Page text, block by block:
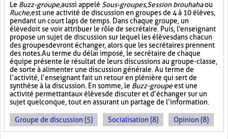
Le Buzz-groupe,aussi appelé Sous-groupes,Session brouhahaou
Ruche,est une activité de discussion en groupes de 4 à 10 élèves,
pendant un court laps de temps. Dans chaque groupe, un
élève doit se voir attribuer le rôle de secrétaire. Puis, l'enseignant
propose un sujet de discussion sur lequel les élèves dans chacun
des groupes devront échanger, alors que les secrétaires prennent
des notes. Au terme du délai imposé, le secrétaire de chaque
équipe présente le résultat de leurs discussions au groupe-classe,
de sorte à alimenter une discussion générale. Au terme de
l’activité, l’enseignant fait un retour en plénière qui sert de
synthèse à la discussion. En somme, le Buzz-groupeest une
activité permettant aux élèves de discuter et d’échanger sur un
sujet quelconque, tout en assurant un partage de l’information.
Groupe de discussion (5) Socialisation (8) Opinion (8)